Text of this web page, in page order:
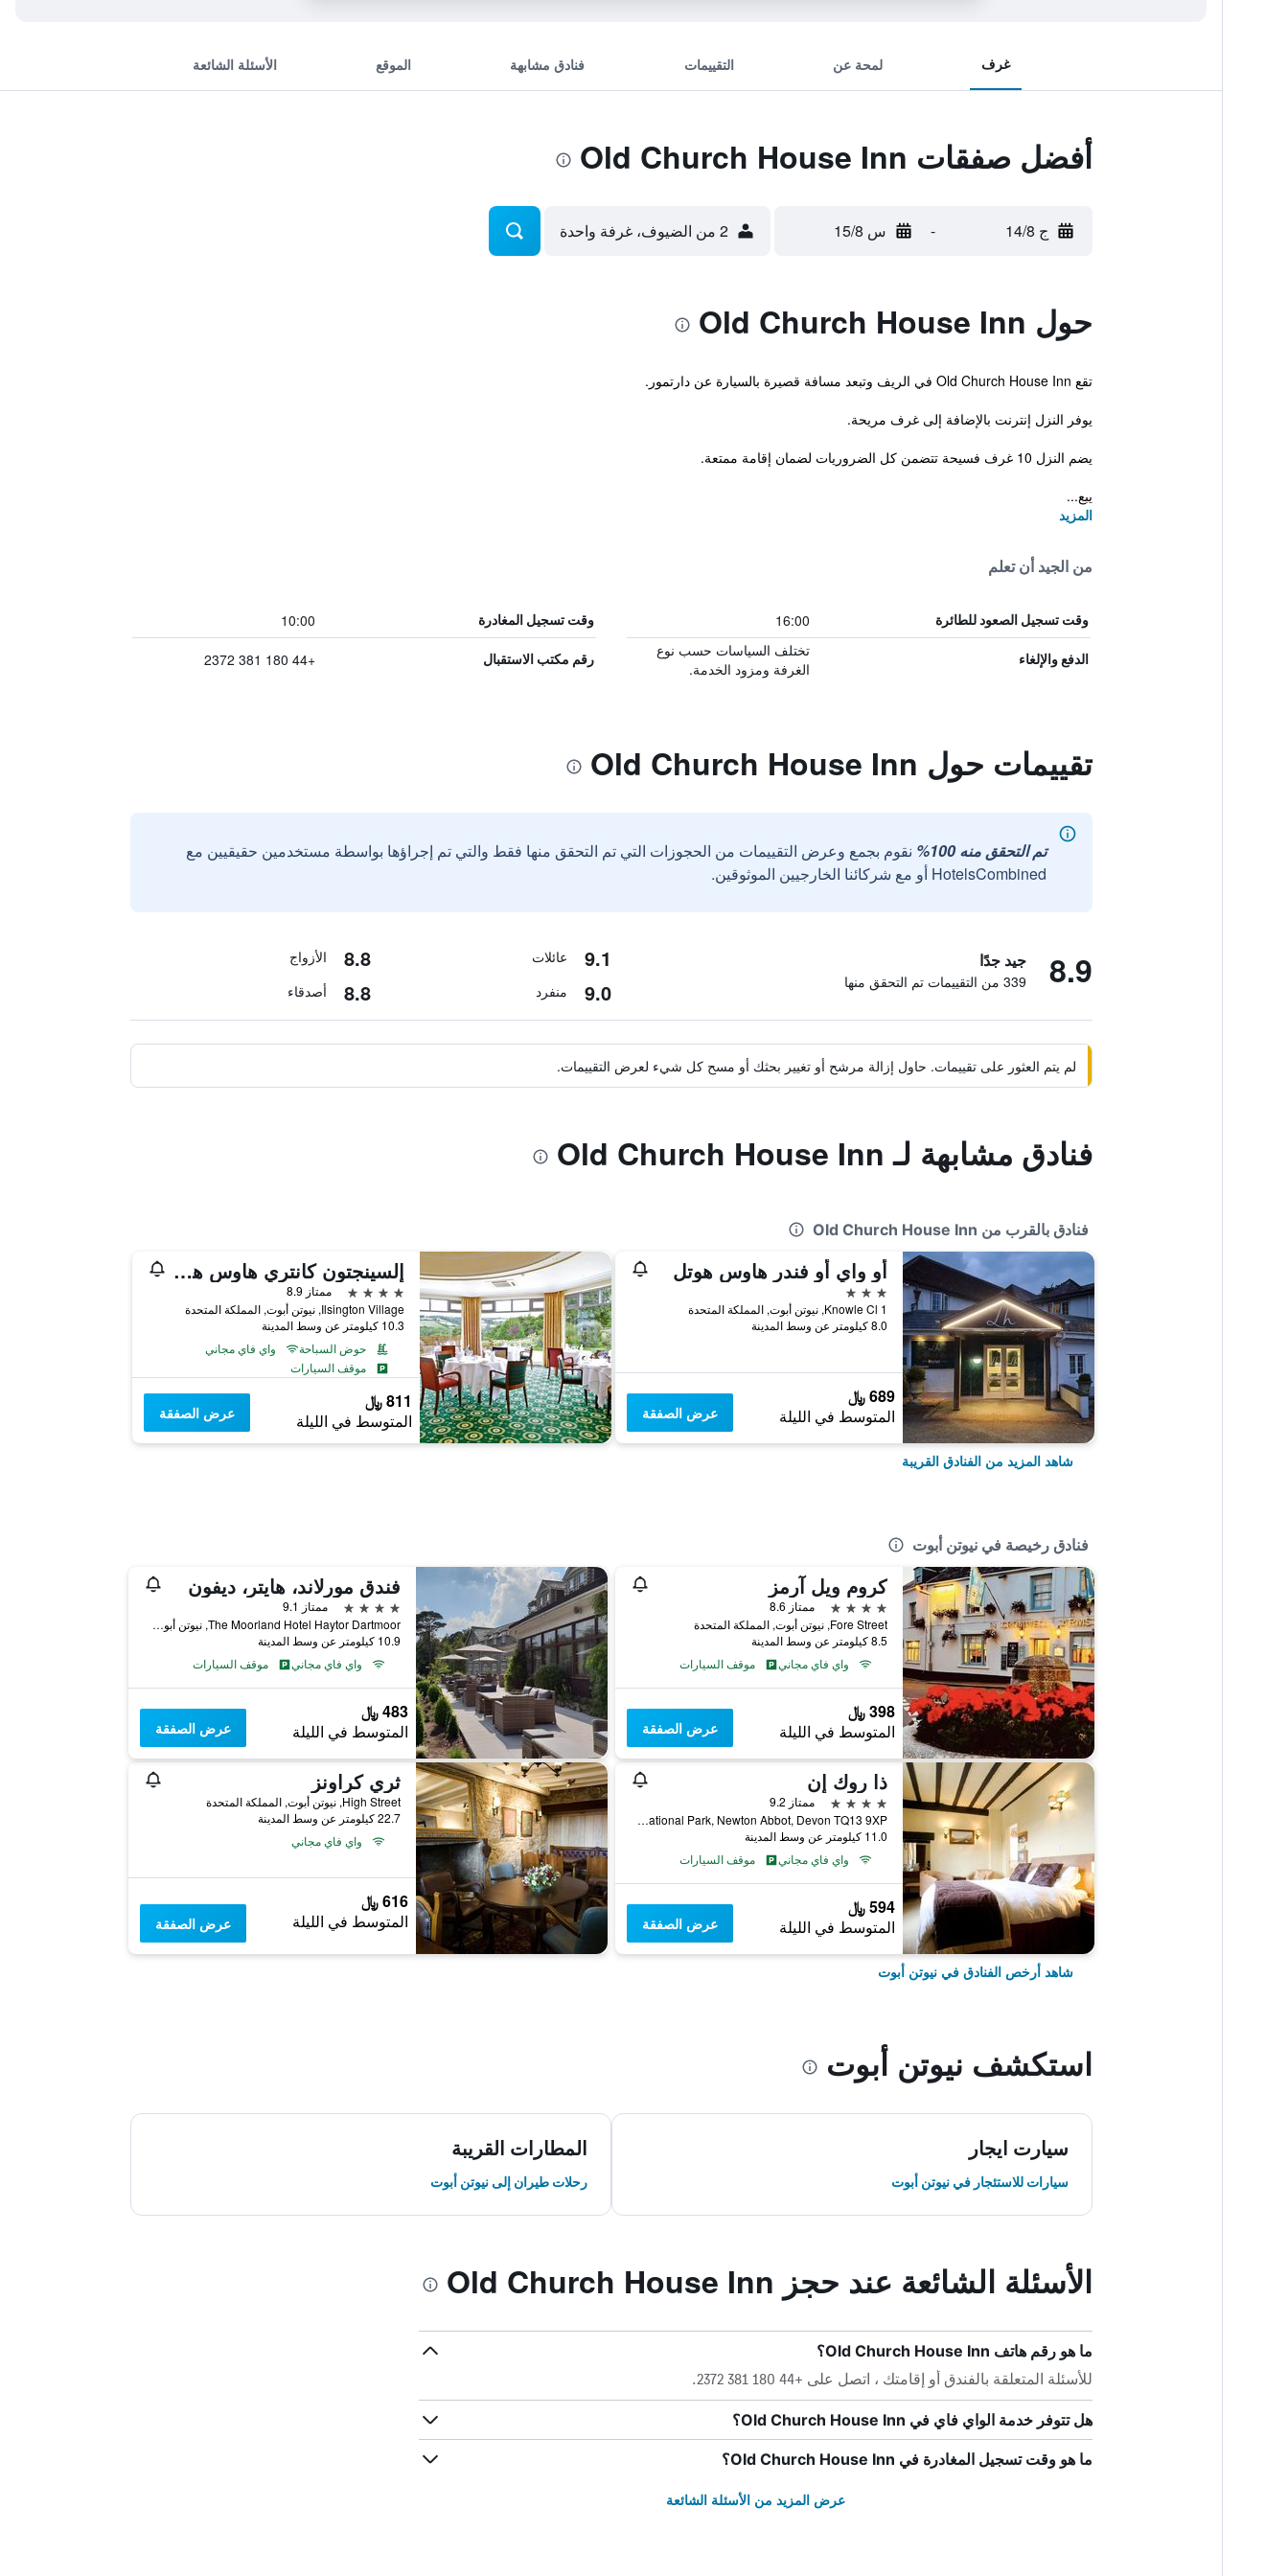
غرف لمحة عن التقييمات فنادق مشابهة الموقع الأسئلة الشائعة
أفضل صفقات Old Church House Inn
ج 14/8 - س 15/8 2 من الضيوف، غرفة واحدة
حول Old Church House Inn
تقع Old Church House Inn في الريف وتبعد مسافة قصيرة بالسيارة عن دارتمور.
يوفر النزل إنترنت بالإضافة إلى غرف مريحة.
يضم النزل 10 غرف فسيحة تتضمن كل الضروريات لضمان إقامة ممتعة.
يبع...
المزيد
من الجيد أن تعلم
وقت تسجيل الصعود للطائرة 16:00 وقت تسجيل المغادرة 10:00
الدفع والإلغاء
تختلف السياسات حسب نوع
الغرفة ومزود الخدمة.
رقم مكتب الاستقبال +44 180 381 2372
تقييمات حول Old Church House Inn
تم التحقق منه 100%
نقوم بجمع وعرض التقييمات من الحجوزات التي تم التحقق منها فقط والتي تم إجراؤها بواسطة مستخدمين حقيقيين مع
HotelsCombined أو مع شركائنا الخارجيين الموثوقين.
8.9 جيد جدًا
339 من التقييمات تم التحقق منها
9.1 عائلات 8.8 الأزواج
9.0 منفرد 8.8 أصدقاء
لم يتم العثور على تقييمات. حاول إزالة مرشح أو تغيير بحثك أو مسح كل شيء لعرض التقييمات.
فنادق مشابهة لـ Old Church House Inn
فنادق بالقرب من Old Church House Inn
أو واي أو فندر هاوس هوتل
3 نجوم
1 Knowle Cl, نيوتن أبوت, المملكة المتحدة
8.0 كيلومتر عن وسط المدينة
689 ﷼
المتوسط في الليلة عرض الصفقة
إلسينجتون كانتري هاوس هوتل آند سبا
4 نجوم
ممتاز 8.9
Ilsington Village, نيوتن أبوت, المملكة المتحدة
10.3 كيلومتر عن وسط المدينة
حوض السباحة
واي فاي مجاني
موقف السيارات
811 ﷼
المتوسط في الليلة عرض الصفقة
شاهد المزيد من الفنادق القريبة
فنادق رخيصة في نيوتن أبوت
كروم ويل آرمز
4 نجوم
ممتاز 8.6
Fore Street, نيوتن أبوت, المملكة المتحدة
8.5 كيلومتر عن وسط المدينة
واي فاي مجاني
موقف السيارات
398 ﷼
المتوسط في الليلة عرض الصفقة
فندق مورلاند، هايتر، ديفون
4 نجوم
ممتاز 9.1
The Moorland Hotel Haytor Dartmoor, نيوتن أبوت, المملكة المتحدة
10.9 كيلومتر عن وسط المدينة
واي فاي مجاني
موقف السيارات
483 ﷼
المتوسط في الليلة عرض الصفقة
ذا روك إن
4 نجوم
ممتاز 9.2
Haytor Vale, Dartmoor National Park, Newton Abbot, Devon TQ13 9XP, نيوتن أبوت, المملكة المتحدة
11.0 كيلومتر عن وسط المدينة
واي فاي مجاني
موقف السيارات
594 ﷼
المتوسط في الليلة عرض الصفقة
ثري كراونز
High Street, نيوتن أبوت, المملكة المتحدة
22.7 كيلومتر عن وسط المدينة
واي فاي مجاني
616 ﷼
المتوسط في الليلة عرض الصفقة
شاهد أرخص الفنادق في نيوتن أبوت
استكشف نيوتن أبوت
سيارت ايجار
سيارات للاستئجار في نيوتن أبوت
المطارات القريبة
رحلات طيران إلى نيوتن أبوت
الأسئلة الشائعة عند حجز Old Church House Inn
ما هو رقم هاتف Old Church House Inn؟
للأسئلة المتعلقة بالفندق أو إقامتك ، اتصل على +44 180 381 2372.
هل تتوفر خدمة الواي فاي في Old Church House Inn؟
ما هو وقت تسجيل المغادرة في Old Church House Inn؟
عرض المزيد من الأسئلة الشائعة